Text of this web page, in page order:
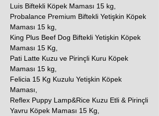
Luis Biftekli Köpek Maması 15 kg,
Probalance Premium Biftekli Yetişkin Köpek
Maması 15 kg,
King Plus Beef Dog Biftekli Yetişkin Köpek
Maması 15 Kg,
Pati Latte Kuzu ve Pirinçli Kuru Köpek
Maması 15 kg,
Felicia 15 Kg Kuzulu Yetişkin Köpek
Maması,
Reflex Puppy Lamp&Rice Kuzu Etli & Pirinçli
Yavru Köpek Maması 15 Kg,